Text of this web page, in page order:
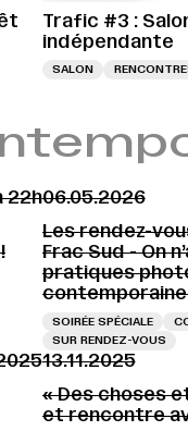
Trafic #3 :
indépendante
SALON
22h06.05.2026
Les rendez-
Frac Sud - On
pratiques
SOIRÉE SPÉCIALE
SUR RENDEZ-VOUS
13.11.2025
« Des choses
et rencontre